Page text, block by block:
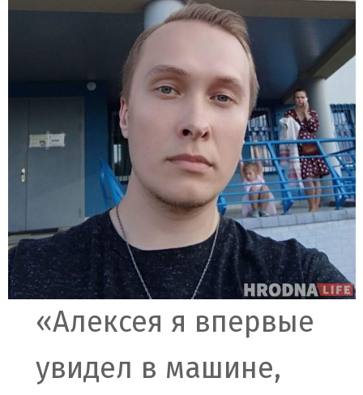
«Алексея я впервые
увидел в машине,